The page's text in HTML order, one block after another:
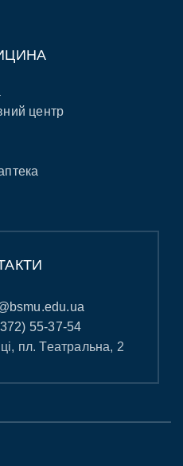
центр
55-37-54
пл. Театральна, 2